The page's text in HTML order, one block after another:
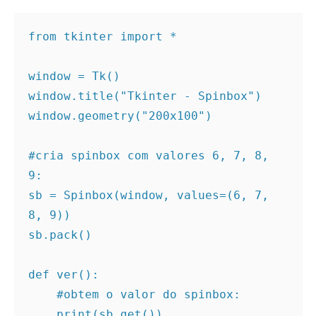
from tkinter import *
window = Tk()
window.title("Tkinter - Spinbox")
window.geometry("200x100")
#cria spinbox com valores 6, 7, 8,
9:
sb = Spinbox(window, values=(6, 7,
8, 9))
sb.pack()
def ver():
#obtem o valor do spinbox: